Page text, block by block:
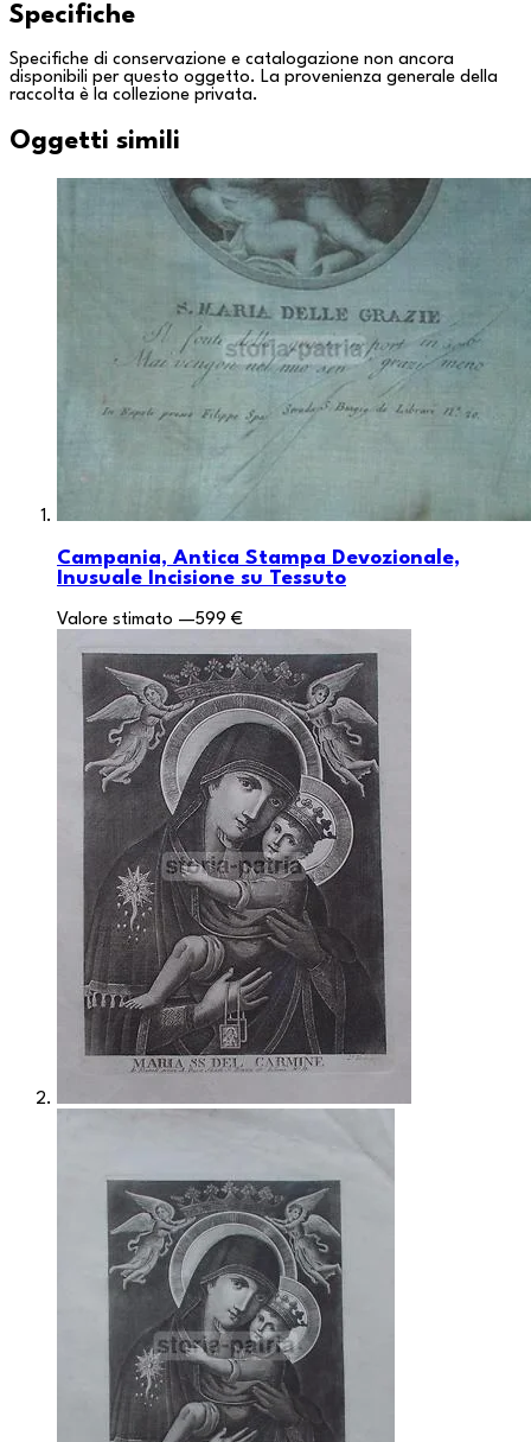
Specifiche
Specifiche di conservazione e catalogazione non ancora
disponibili per questo oggetto. La provenienza generale della
raccolta è la collezione privata.
Oggetti simili
Campania, Antica Stampa Devozionale,
Inusuale Incisione su Tessuto
Valore stimato —599 €